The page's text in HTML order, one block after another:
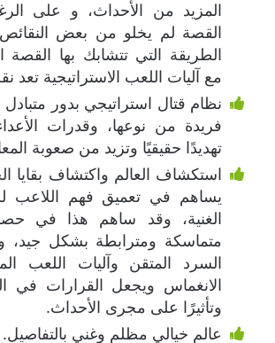
المزيد من الأحداث، و على
القصة لم يخلو من بعض النقائص
الطريقة التي تتشابك بها القصة
مع آليات اللعب الاستراتيجية تعد
نظام قتال استراتيجي بدور
فريدة من نوعها، وقدرات
تهديدًا حقيقيًا وتزيد من صعوبة
استكشاف العالم واكتشاف بقايا
يساهم في تعميق فهم اللاعب
الغنية، وقد ساهم هذا في
متماسكة ومترابطة بشكل جيد،
السرد المتقن وآليات اللعب
الانغماس ويجعل القرارات في
وتأثيرًا على مجرى الأحداث.
عالم خيالي مظلم وغني بالتفاصيل.